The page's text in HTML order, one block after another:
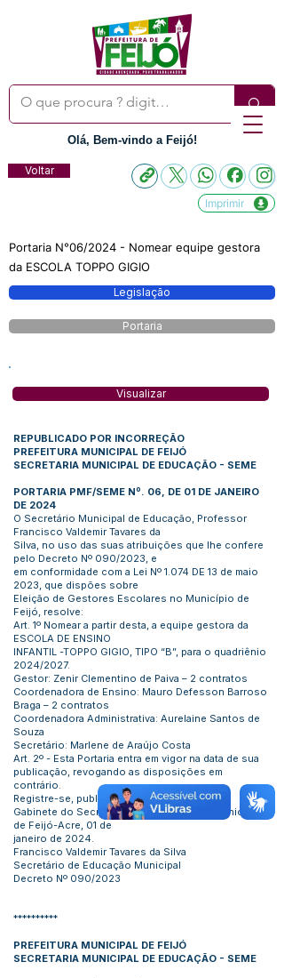
Olá, Bem-vindo a Feijó!
Voltar
Imprimir
Portaria N°06/2024 - Nomear equipe gestora
da ESCOLA TOPPO GIGIO
Legislação
Portaria
Visualizar
REPUBLICADO POR INCORREÇÃO
PREFEITURA MUNICIPAL DE FEIJÓ
SECRETARIA MUNICIPAL DE EDUCAÇÃO - SEME
PORTARIA PMF/SEME Nº. 06, DE 01 DE JANEIRO
DE 2024
O Secretário Municipal de Educação, Professor
Francisco Valdemir Tavares da
Silva, no uso das suas atribuições que lhe confere
pelo Decreto Nº 090/2023, e
em conformidade com a Lei Nº 1.074 DE 13 de maio
2023, que dispões sobre
Eleição de Gestores Escolares no Município de
Feijó, resolve:
Art. 1º Nomear a partir desta, a equipe gestora da
ESCOLA DE ENSINO
INFANTIL -TOPPO GIGIO, TIPO “B”, para o quadriênio
2024/2027.
Gestor: Zenir Clementino de Paiva – 2 contratos
Coordenadora de Ensino: Mauro Defesson Barroso
Braga – 2 contratos
Coordenadora Administrativa: Aurelaine Santos de
Souza
Secretário: Marlene de Araújo Costa
Art. 2º - Esta Portaria entra em vigor na data de sua
publicação, revogando as disposições em
contrário.
Registre-se, publique-se e cumpra-se.
Gabinete do Secretário de Educação do Município
de Feijó-Acre, 01 de
janeiro de 2024.
Francisco Valdemir Tavares da Silva
Secretário de Educação Municipal
Decreto Nº 090/2023
**********
PREFEITURA MUNICIPAL DE FEIJÓ
SECRETARIA MUNICIPAL DE EDUCAÇÃO - SEME